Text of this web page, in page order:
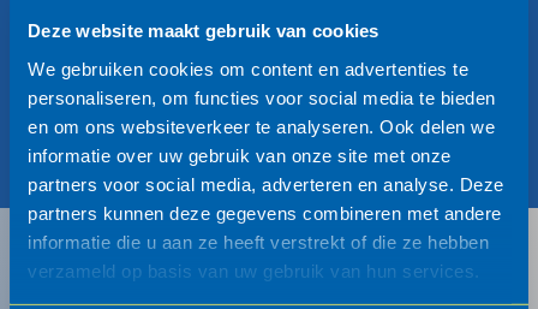
Deze website maakt gebruik van cookies
We gebruiken cookies om content en advertenties te
personaliseren, om functies voor social media te bieden
en om ons websiteverkeer te analyseren. Ook delen we
informatie over uw gebruik van onze site met onze
partners voor social media, adverteren en analyse. Deze
partners kunnen deze gegevens combineren met andere
informatie die u aan ze heeft verstrekt of die ze hebben
verzameld op basis van uw gebruik van hun services.
Schrijf u in voor onze